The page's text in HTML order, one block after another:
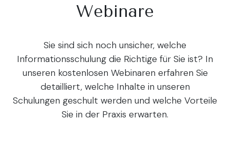
Webinare
Sie sind sich noch unsicher, welche
Informationsschulung die Richtige für Sie ist? In
unseren kostenlosen Webinaren erfahren Sie
detailliert, welche Inhalte in unseren
Schulungen geschult werden und welche Vorteile
Sie in der Praxis erwarten.